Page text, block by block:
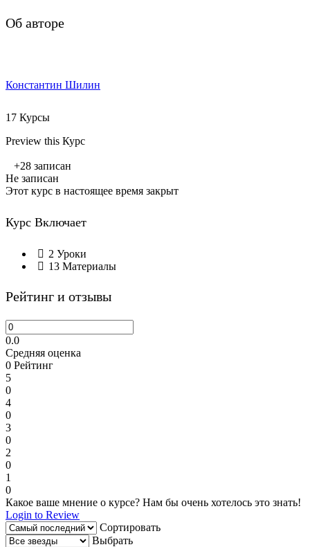
Об авторе
Константин Шилин
17 Курсы
Preview this Курс
+28 записан
Не записан
Этот курс в настоящее время закрыт
Курс Включает
2 Уроки
13 Материалы
Рейтинг и отзывы
0.0
Средняя оценка
0 Рейтинг
5
0
4
0
3
0
2
0
1
0
Какое ваше мнение о курсе? Нам бы очень хотелось это знать!
Login to Review
Сортировать
Выбрать